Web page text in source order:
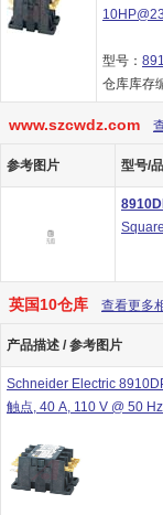
型号：
仓库库存
www.szcwdz.com
参考图片 型号/
英国10仓库 查看更多
产品描述 / 参考图片
Schneider Electric
触点, 40 A, 110 V @ 50